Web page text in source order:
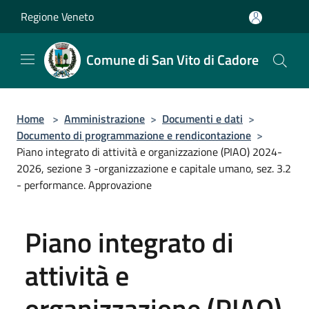
Regione Veneto
Comune di San Vito di Cadore
Home > Amministrazione > Documenti e dati >
Documento di programmazione e rendicontazione >
Piano integrato di attività e organizzazione (PIAO) 2024-
2026, sezione 3 -organizzazione e capitale umano, sez. 3.2
- performance. Approvazione
Piano integrato di
attività e